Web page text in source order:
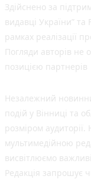
Здійснено за
видавці України”
рамках реалізації
Погляди авторів не
позицією партнерів
Незалежний
подій у Вінниці та
розміром
мультимедійною
висвітлюємо
Редакція запрошує